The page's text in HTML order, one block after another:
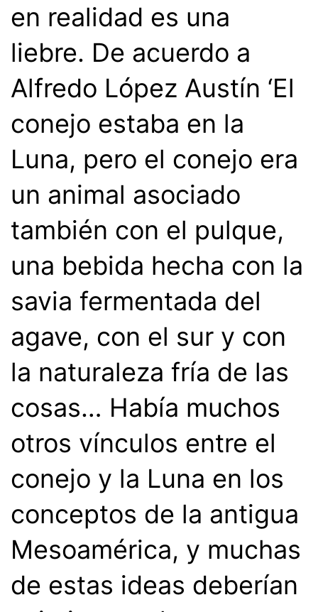
en realidad es una
liebre. De acuerdo a
Alfredo López Austín ‘El
conejo estaba en la
Luna, pero el conejo era
un animal asociado
también con el pulque,
una bebida hecha con la
savia fermentada del
agave, con el sur y con
la naturaleza fría de las
cosas… Había muchos
otros vínculos entre el
conejo y la Luna en los
conceptos de la antigua
Mesoamérica, y muchas
de estas ideas deberían